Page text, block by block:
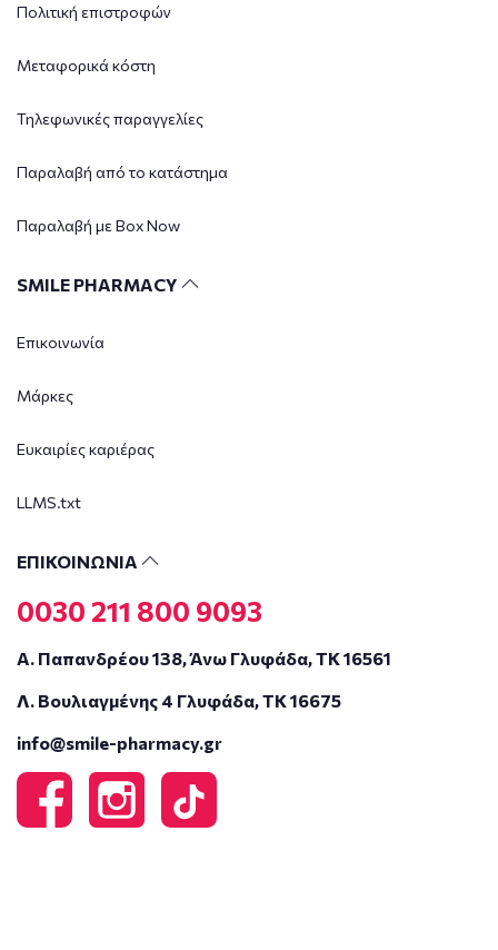
Πολιτική επιστροφών
Μεταφορικά κόστη
Τηλεφωνικές παραγγελίες
Παραλαβή από το κατάστημα
Παραλαβή με Box Now
SMILE PHARMACY
Επικοινωνία
Μάρκες
Ευκαιρίες καριέρας
LLMS.txt
ΕΠΙΚΟΙΝΩΝΙΑ
0030 211 800 9093
Α. Παπανδρέου 138, Άνω Γλυφάδα, ΤΚ 16561
Λ. Βουλιαγμένης 4 Γλυφάδα, ΤΚ 16675
info@smile-pharmacy.gr